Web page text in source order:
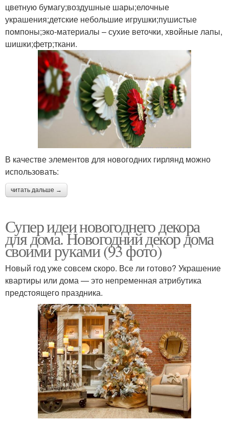
цветную бумагу;воздушные шары;елочные
украшения;детские небольшие игрушки;пушистые
помпоны;эко-материалы – сухие веточки, хвойные лапы,
шишки;фетр;ткани.
В качестве элементов для новогодних гирлянд можно
использовать:
читать дальше →
Супер идеи новогоднего декора
для дома. Новогодний декор дома
своими руками (93 фото)
Новый год уже совсем скоро. Все ли готово? Украшение
квартиры или дома — это непременная атрибутика
предстоящего праздника.